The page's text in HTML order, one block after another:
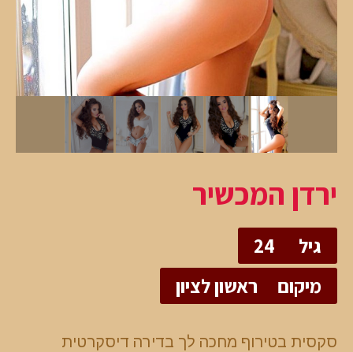
ירדן המכשיר
גיל
24
מיקום
ראשון לציון
סקסית בטירוף מחכה לך בדירה דיסקרטית